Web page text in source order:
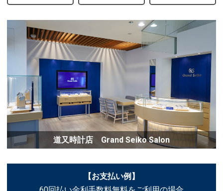
道又時計店 Grand Seiko Salon
【お支払い例】